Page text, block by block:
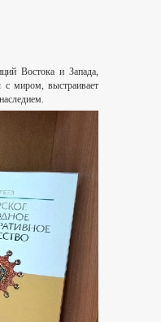
Востока и Запада,
с миром, выстраивает